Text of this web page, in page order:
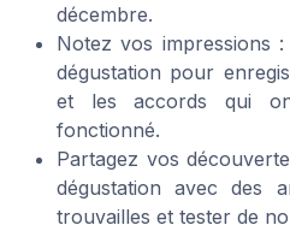
décembre.
Notez vos impressions
dégustation pour
et les accords qui
fonctionné.
Partagez vos
dégustation avec des
trouvailles et tester de